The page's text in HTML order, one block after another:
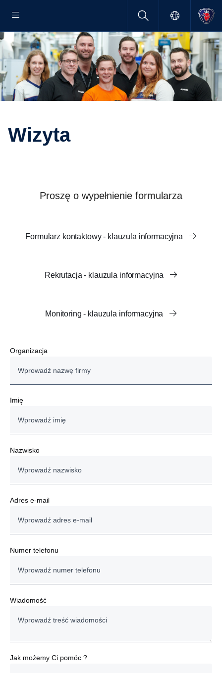
Wizyta
Proszę o wypełnienie formularza
Formularz kontaktowy - klauzula informacyjna
Rekrutacja - klauzula informacyjna
Monitoring - klauzula informacyjna
Organizacja
Imię
Nazwisko
Adres e-mail
Numer telefonu
Wiadomość
Jak możemy Ci pomóc ?